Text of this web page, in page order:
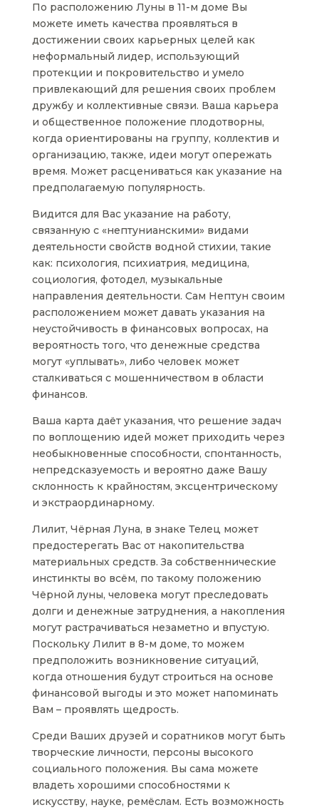
По расположению Луны в 11-м доме Вы
можете иметь качества проявляться в
достижении своих карьерных целей как
неформальный лидер, использующий
протекции и покровительство и умело
привлекающий для решения своих проблем
дружбу и коллективные связи. Ваша карьера
и общественное положение плодотворны,
когда ориентированы на группу, коллектив и
организацию, также, идеи могут опережать
время. Может расцениваться как указание на
предполагаемую популярность.
Видится для Вас указание на работу,
связанную с «нептунианскими» видами
деятельности свойств водной стихии, такие
как: психология, психиатрия, медицина,
социология, фотодел, музыкальные
направления деятельности. Сам Нептун своим
расположением может давать указания на
неустойчивость в финансовых вопросах, на
вероятность того, что денежные средства
могут «уплывать», либо человек может
сталкиваться с мошенничеством в области
финансов.
Ваша карта даёт указания, что решение задач
по воплощению идей может приходить через
необыкновенные способности, спонтанность,
непредсказуемость и вероятно даже Вашу
склонность к крайностям, эксцентрическому
и экстраординарному.
Лилит, Чёрная Луна, в знаке Телец может
предостерегать Вас от накопительства
материальных средств. За собственнические
инстинкты во всём, по такому положению
Чёрной луны, человека могут преследовать
долги и денежные затруднения, а накопления
могут растрачиваться незаметно и впустую.
Поскольку Лилит в 8-м доме, то можем
предположить возникновение ситуаций,
когда отношения будут строиться на основе
финансовой выгоды и это может напоминать
Вам – проявлять щедрость.
Среди Ваших друзей и соратников могут быть
творческие личности, персоны высокого
социального положения. Вы сама можете
владеть хорошими способностями к
искусству, науке, ремёслам. Есть возможность